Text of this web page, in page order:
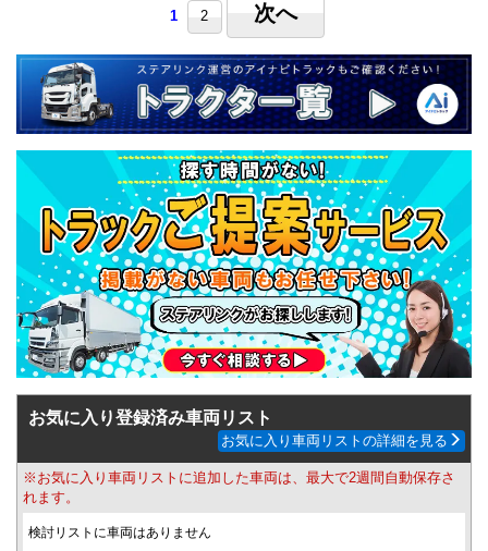
1 2 次へ
お気に入り登録済み車両リスト
お気に入り車両リストの詳細を見る
※お気に入り車両リストに追加した車両は、最大で2週間自動保存さ
れます。
検討リストに車両はありません